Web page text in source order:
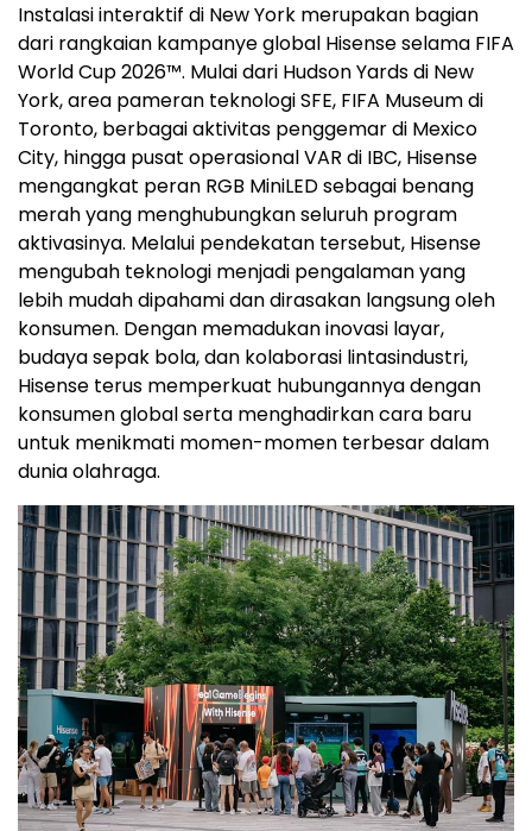
Instalasi interaktif di New York merupakan bagian
dari rangkaian kampanye global Hisense selama FIFA
World Cup 2026™. Mulai dari Hudson Yards di New
York, area pameran teknologi SFE, FIFA Museum di
Toronto, berbagai aktivitas penggemar di Mexico
City, hingga pusat operasional VAR di IBC, Hisense
mengangkat peran RGB MiniLED sebagai benang
merah yang menghubungkan seluruh program
aktivasinya. Melalui pendekatan tersebut, Hisense
mengubah teknologi menjadi pengalaman yang
lebih mudah dipahami dan dirasakan langsung oleh
konsumen. Dengan memadukan inovasi layar,
budaya sepak bola, dan kolaborasi lintasindustri,
Hisense terus memperkuat hubungannya dengan
konsumen global serta menghadirkan cara baru
untuk menikmati momen-momen terbesar dalam
dunia olahraga.